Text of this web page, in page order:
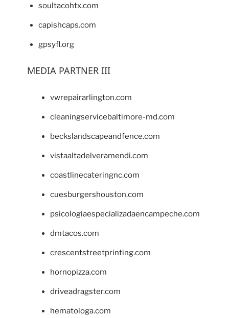
soultacohtx.com
capishcaps.com
gpsyfl.org
MEDIA PARTNER III
vwrepairarlington.com
cleaningservicebaltimore-md.com
beckslandscapeandfence.com
vistaaltadelveramendi.com
coastlinecateringnc.com
cuesburgershouston.com
psicologiaespecializadaencampeche.com
dmtacos.com
crescentstreetprinting.com
hornopizza.com
driveadragster.com
hematologa.com